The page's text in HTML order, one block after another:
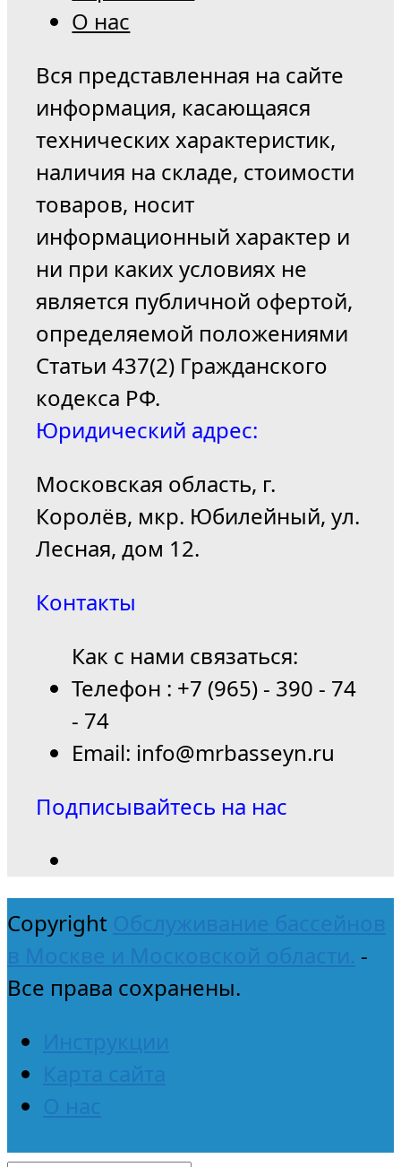
О нас
Вся представленная на сайте
информация, касающаяся
технических характеристик,
наличия на складе, стоимости
товаров, носит
информационный характер и
ни при каких условиях не
является публичной офертой,
определяемой положениями
Статьи 437(2) Гражданского
кодекса РФ.
Юридический адрес:
Московская область, г.
Королёв, мкр. Юбилейный, ул.
Лесная, дом 12.
Контакты
Как с нами связаться:
Телефон : +7 (965) - 390 - 74
- 74
Email: info@mrbasseyn.ru
Подписывайтесь на нас
Copyright Обслуживание бассейнов
в Москве и Московской области. -
Все права сохранены.
Инструкции
Карта сайта
О нас